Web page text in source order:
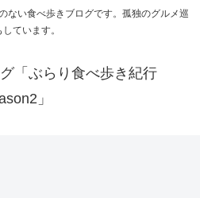
ない食べ歩きブログです。孤独のグルメ巡
ています。
「ぶらり食べ歩き紀行
」